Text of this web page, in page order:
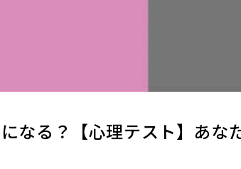
なる？【心理テスト】あな